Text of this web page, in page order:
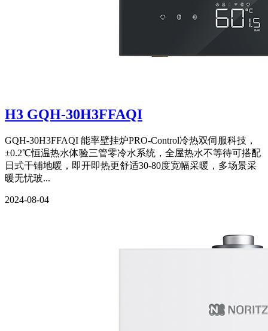
H3 GQH-30H3FFAQI
GQH-30H3FFAQI 能率壁挂炉PRO-Control冷热双伺服科技，
±0.2℃恒温热水体验三管零冷水系统，全屋热水不等待可搭配
日式干铺地暖，即开即热更舒适30-80度宽幅采暖，多场景采
暖无忧玻...
2024-08-04